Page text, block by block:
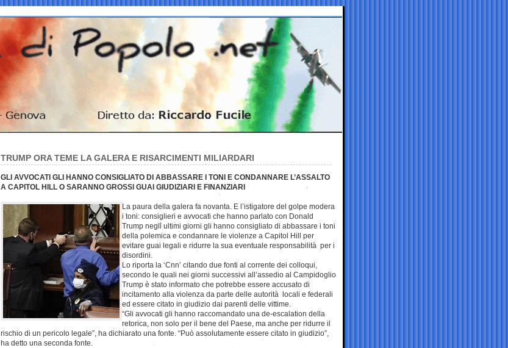
TRUMP ORA TEME LA GALERA E RISARCIMENTI MILIARDARI
GLI AVVOCATI GLI HANNO CONSIGLIATO DI ABBASSARE I TONI E CONDANNARE L’ASSALTO
A CAPITOL HILL O SARANNO GROSSI GUAI GIUDIZIARI E FINANZIARI
La paura della galera fa novanta. E l’istigatore del golpe modera
i toni: consiglieri e avvocati che hanno parlato con Donald
Trump negli ultimi giorni gli hanno consigliato di abbassare i toni
della polemica e condannare le violenze a Capitol Hill per
evitare guai legali e ridurre la sua eventuale responsabilità per i
disordini.
Lo riporta la ‘Cnn’ citando due fonti al corrente dei colloqui,
secondo le quali nei giorni successivi all’assedio al Campidoglio
Trump è stato informato che potrebbe essere accusato di
incitamento alla violenza da parte delle autorità locali e federali
ed essere citato in giudizio dai parenti delle vittime.
“Gli avvocati gli hanno raccomandato una de-escalation della
retorica, non solo per il bene del Paese, ma anche per ridurre il
rischio di un pericolo legale”, ha dichiarato una fonte. “Può assolutamente essere citato in giudizio”,
ha detto una seconda fonte.